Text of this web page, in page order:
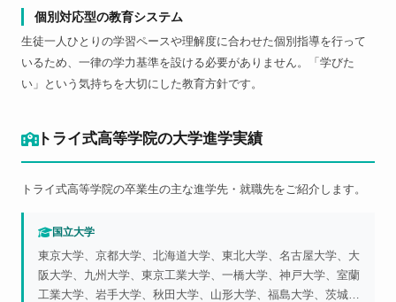
個別対応型の教育システム
生徒一人ひとりの学習ペースや理解度に合わせた個別指導を行って
いるため、一律の学力基準を設ける必要がありません。「学びた
い」という気持ちを大切にした教育方針です。
トライ式高等学院の大学進学実績
トライ式高等学院の卒業生の主な進学先・就職先をご紹介します。
国立大学
東京大学、京都大学、北海道大学、東北大学、名古屋大学、大
阪大学、九州大学、東京工業大学、一橋大学、神戸大学、室蘭
工業大学、岩手大学、秋田大学、山形大学、福島大学、茨城大